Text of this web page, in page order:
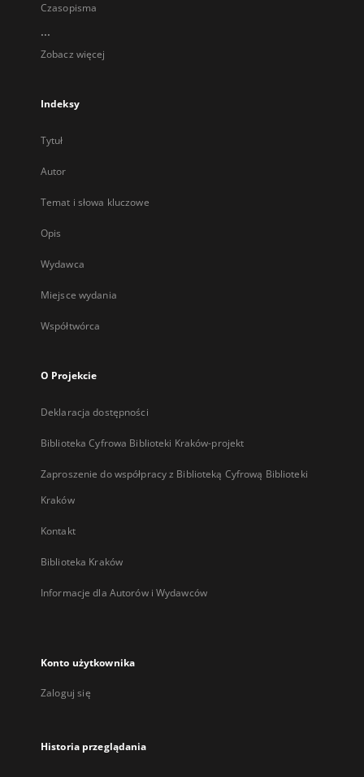
Czasopisma
...
Zobacz więcej
Indeksy
Tytuł
Autor
Temat i słowa kluczowe
Opis
Wydawca
Miejsce wydania
Współtwórca
O Projekcie
Deklaracja dostępności
Biblioteka Cyfrowa Biblioteki Kraków-projekt
Zaproszenie do współpracy z Biblioteką Cyfrową Biblioteki
Kraków
Kontakt
Biblioteka Kraków
Informacje dla Autorów i Wydawców
Konto użytkownika
Zaloguj się
Historia przeglądania